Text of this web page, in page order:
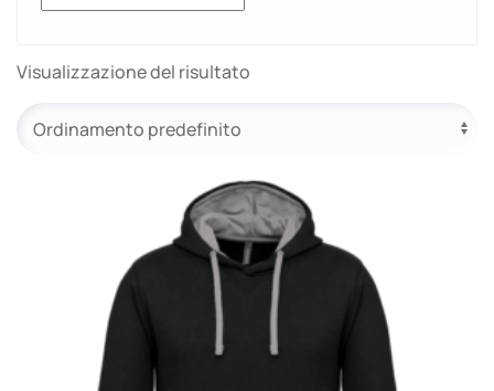
Visualizzazione del risultato